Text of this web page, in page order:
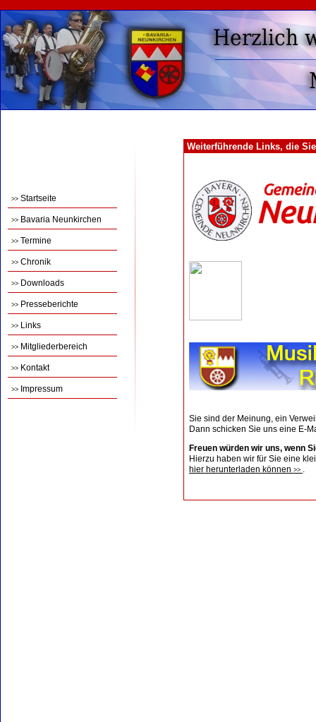
>> Startseite
>> Bavaria Neunkirchen
>> Termine
>> Chronik
>> Downloads
>> Presseberichte
>> Links
>> Mitgliederbereich
>> Kontakt
>> Impressum
Weiterführende Links, die
Sie sind der Meinung, ein
Dann schicken Sie uns eine E-
Freuen würden wir uns, wenn
Hierzu haben wir für Sie eine
hier herunterladen können >> .